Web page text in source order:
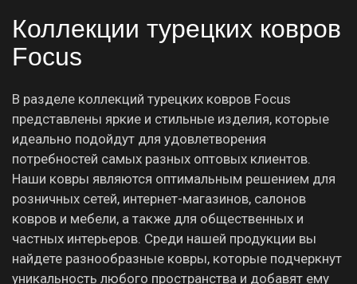
Коллекции турецких ковров
Focus
В разделе коллекций турецких ковров Focus
представлены яркие и стильные изделия, которые
идеально подойдут для удовлетворения
потребностей самых разных оптовых клиентов.
Наши ковры являются оптимальным решением для
розничных сетей, интернет-магазинов, салонов
ковров и мебели, а также для общественных и
частных интерьеров. Среди нашей продукции вы
найдете разнообразные ковры, которые подчеркнут
уникальность любого пространства и добавят ему